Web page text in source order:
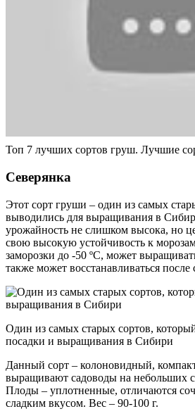
Топ 7 лучших сортов груш. Лучшие
Северянка
Этот сорт груши – один из самых
выводились для выращивания в
урожайность не слишком высока, но
свою высокую устойчивость к
заморозки до -50 ºС, может
также может восстанавливаться
Один из самых старых сортов,
посадки и выращивания в Сибири
Данный сорт – колоновидный,
выращивают садоводы на небольших
Плоды – уплотненные, отличаются
сладким вкусом. Вес – 90-100 г.